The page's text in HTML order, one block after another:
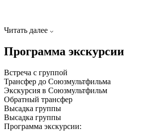
Читать далее
Программа экскурсии
Встреча с группой
Трансфер до Союзмультфильма
Экскурсия в Союзмультфильм
Обратный трансфер
Высадка группы
Высадка группы
Программа экскурсии: